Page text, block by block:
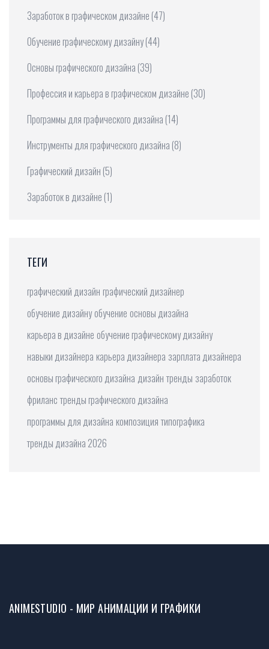
Заработок в графическом дизайне (47)
Обучение графическому дизайну(44)
Основы графического дизайна (39)
Профессия и карьера в графическом дизайне (30)
Программы для графического дизайна (14)
Инструменты для графического дизайна (8)
Графический дизайн (5)
Заработок в дизайне (1)
ТЕГИ
графический дизайн графический дизайнер
обучение дизайну обучение основы дизайна
карьера в дизайне обучение графическому дизайну
навыки дизайнера карьера дизайнера зарплата дизайнера
основы графического дизайна дизайн тренды заработок
фриланс тренды графического дизайна
программы для дизайна композиция типографика
тренды дизайна 2026
ANIMESTUDIO - МИР АНИМАЦИИ И ГРАФИКИ